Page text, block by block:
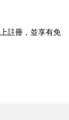
註冊，並享有免